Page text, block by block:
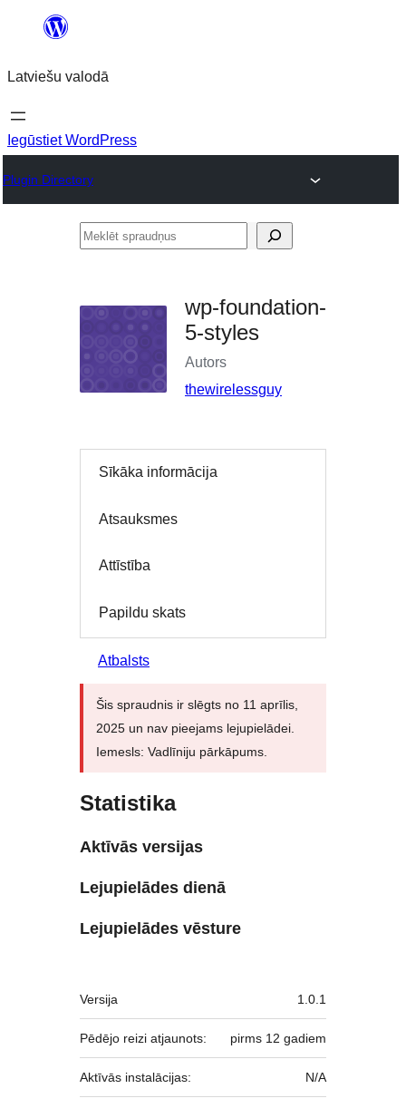
Pāriet
saturu
Latviešu valodā
Iegūstiet WordPress
Plugin Directory
Meklēt
wp-foundation-
5-styles
Autors
thewirelessguy
Sīkāka informācija
Atsauksmes
Attīstība
Papildu skats
Atbalsts
Šis spraudnis ir slēgts no 11 aprīlis,
2025 un nav pieejams lejupielādei.
Iemesls: Vadlīniju pārkāpums.
Statistika
Aktīvās versijas
Lejupielādes dienā
Lejupielādes vēsture
Meta
Versija 1.0.1
Pēdējo reizi atjaunots: pirms 12 gadiem
Aktīvās instalācijas: N/A